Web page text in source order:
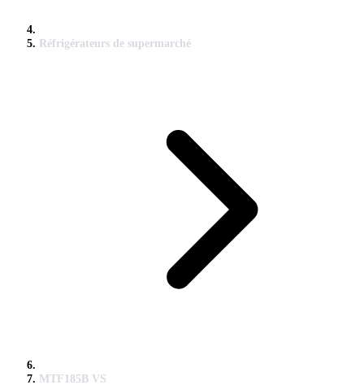
Réfrigérateurs de supermarché
MTF185B VS